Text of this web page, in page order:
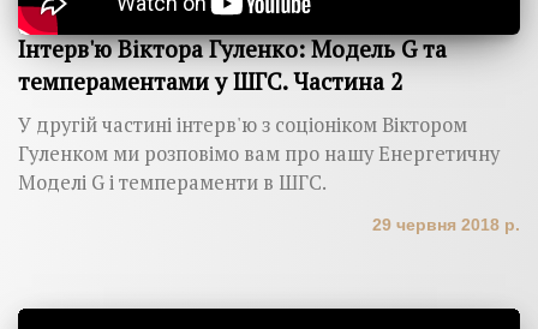
Інтерв'ю Віктора Гуленко: Модель G та
темпераментами у ШГС. Частина 2
У другій частині інтерв'ю з соціоніком Віктором
Гуленком ми розповімо вам про нашу Енергетичну
Моделі G і темпераменти в ШГС.
29 червня 2018 р.